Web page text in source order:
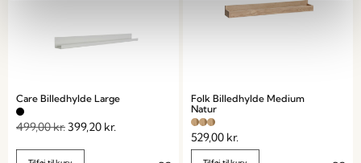
Care Billedhylde Large
499,00kr.399,20 kr.
Folk Billedhylde Medium
Natur
529,00 kr.